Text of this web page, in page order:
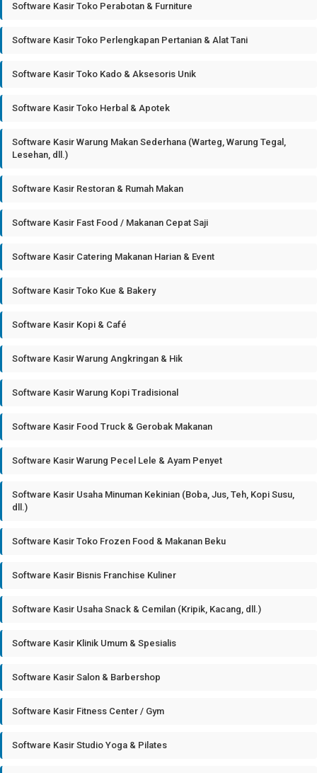
Software Kasir Toko Perabotan & Furniture
Software Kasir Toko Perlengkapan Pertanian & Alat Tani
Software Kasir Toko Kado & Aksesoris Unik
Software Kasir Toko Herbal & Apotek
Software Kasir Warung Makan Sederhana (Warteg, Warung Tegal,
Lesehan, dll.)
Software Kasir Restoran & Rumah Makan
Software Kasir Fast Food / Makanan Cepat Saji
Software Kasir Catering Makanan Harian & Event
Software Kasir Toko Kue & Bakery
Software Kasir Kopi & Café
Software Kasir Warung Angkringan & Hik
Software Kasir Warung Kopi Tradisional
Software Kasir Food Truck & Gerobak Makanan
Software Kasir Warung Pecel Lele & Ayam Penyet
Software Kasir Usaha Minuman Kekinian (Boba, Jus, Teh, Kopi Susu,
dll.)
Software Kasir Toko Frozen Food & Makanan Beku
Software Kasir Bisnis Franchise Kuliner
Software Kasir Usaha Snack & Cemilan (Kripik, Kacang, dll.)
Software Kasir Klinik Umum & Spesialis
Software Kasir Salon & Barbershop
Software Kasir Fitness Center / Gym
Software Kasir Studio Yoga & Pilates